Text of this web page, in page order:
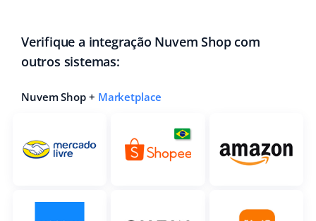
Verifique a integração Nuvem Shop com
outros sistemas:
Nuvem Shop + Marketplace